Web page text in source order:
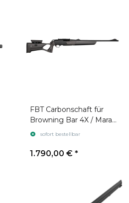
FBT Carbonschaft für
Browning Bar 4X / Maral
4X
sofort bestellbar
1.790,00 € *